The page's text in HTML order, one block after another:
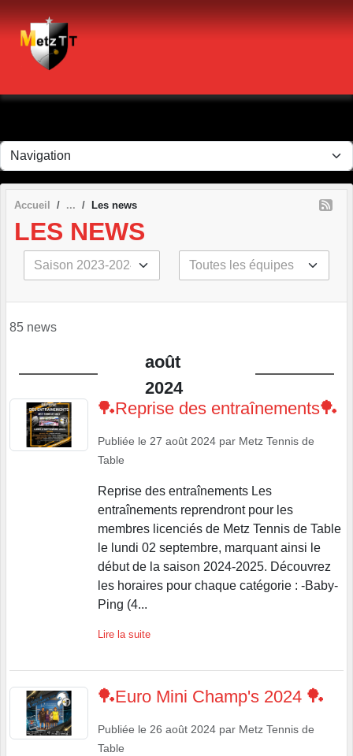
Accueil Les news
LES NEWS
85 news
août
2024
🏓Reprise des entraînements🏓
Publiée le 27 août 2024 par Metz Tennis de
Table
Reprise des entraînements Les
entraînements reprendront pour les
membres licenciés de Metz Tennis de Table
le lundi 02 septembre, marquant ainsi le
début de la saison 2024-2025. Découvrez
les horaires pour chaque catégorie : -Baby-
Ping (4...
Lire la suite
🏓Euro Mini Champ's 2024 🏓
Publiée le 26 août 2024 par Metz Tennis de
Table